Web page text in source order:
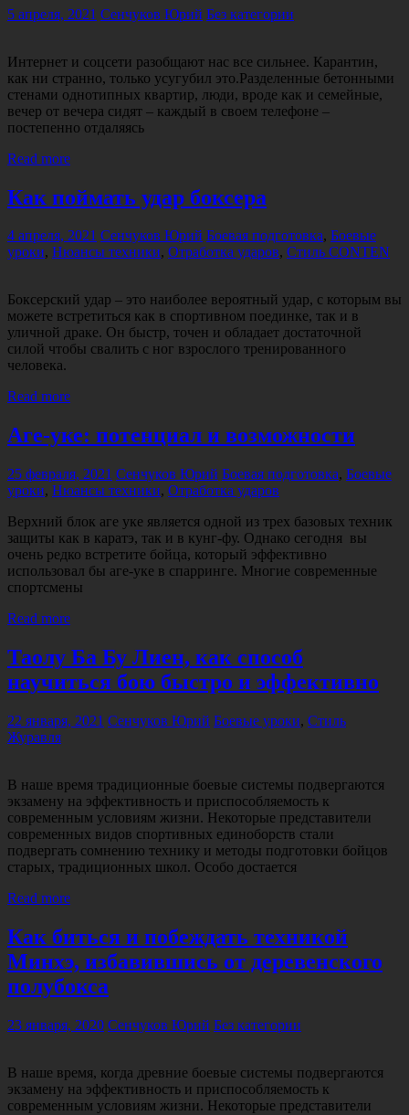
5 апреля, 2021 Сенчуков Юрий Без категории
Интернет и соцсети разобщают нас все сильнее. Карантин,
как ни странно, только усугубил это.Разделенные бетонными
стенами однотипных квартир, люди, вроде как и семейные,
вечер от вечера сидят – каждый в своем телефоне –
постепенно отдаляясь
Read more
Как поймать удар боксера
4 апреля, 2021 Сенчуков Юрий Боевая подготовка, Боевые
уроки, Нюансы техники, Отработка ударов, Стиль CONTEN
Боксерский удар – это наиболее вероятный удар, с которым вы
можете встретиться как в спортивном поединке, так и в
уличной драке. Он быстр, точен и обладает достаточной
силой чтобы свалить с ног взрослого тренированного
человека.
Read more
Аге-уке: потенциал и возможности
25 февраля, 2021 Сенчуков Юрий Боевая подготовка, Боевые
уроки, Нюансы техники, Отработка ударов
Верхний блок аге уке является одной из трех базовых техник
защиты как в каратэ, так и в кунг-фу. Однако сегодня вы
очень редко встретите бойца, который эффективно
использовал бы аге-уке в спарринге. Многие современные
спортсмены
Read more
Таолу Ба Бу Лиен, как способ
научиться бою быстро и эффективно
22 января, 2021 Сенчуков Юрий Боевые уроки, Стиль
Журавля
В наше время традиционные боевые системы подвергаются
экзамену на эффективность и приспособляемость к
современным условиям жизни. Некоторые представители
современных видов спортивных единоборств стали
подвергать сомнению технику и методы подготовки бойцов
старых, традиционных школ. Особо достается
Read more
Как биться и побеждать техникой
Минхэ, избавившись от деревенского
полубокса
23 января, 2020 Сенчуков Юрий Без категории
В наше время, когда древние боевые системы подвергаются
экзамену на эффективность и приспособляемость к
современным условиям жизни. Некоторые представители